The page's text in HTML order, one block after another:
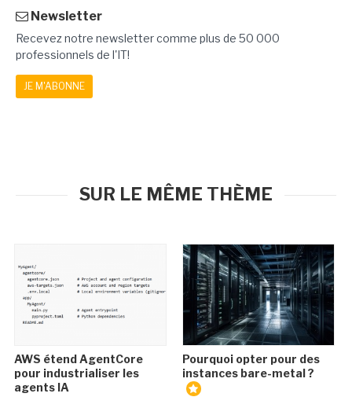
Newsletter
Recevez notre newsletter comme plus de 50 000
professionnels de l'IT!
JE M'ABONNE
SUR LE MÊME THÈME
AWS étend AgentCore
pour industrialiser les
agents IA
Pourquoi opter pour des
instances bare-metal ?